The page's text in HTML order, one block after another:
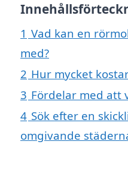
1 Vad kan en
med?
2 Hur mycket
3 Fördelar med att
4 Sök efter en
omgivande